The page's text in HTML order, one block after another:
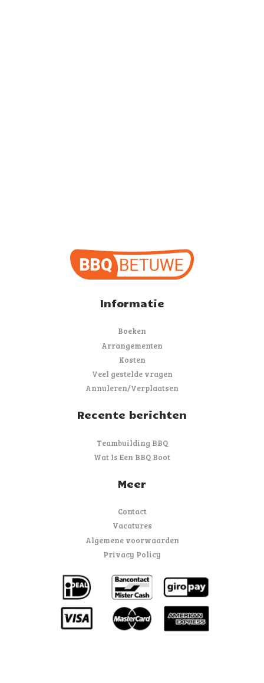
Informatie
Boeken
Arrangementen
Kosten
Veel gestelde vragen
Annuleren/Verplaatsen
Recente berichten
Teambuilding BBQ
Wat Is Een BBQ Boot
Meer
Contact
Vacatures
Algemene voorwaarden
Privacy Policy